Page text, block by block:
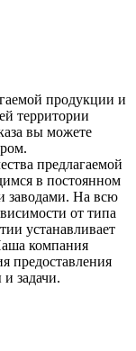
продукции и
территории
вы можете
предлагаемой
в постоянном
заводами. На всю
от типа
устанавливает
компания
предоставления
задачи.